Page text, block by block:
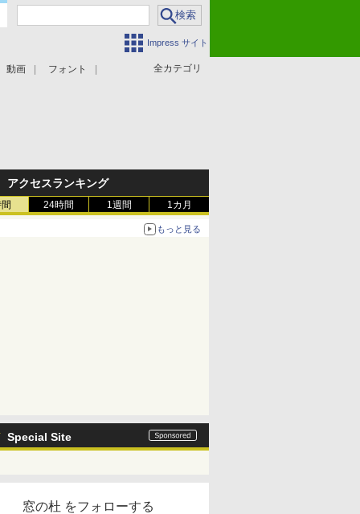
Impress サイト
全カテゴリ
動画 フォント
アクセスランキング
24時間 1週間 1カ月
もっと見る
Special Site
窓の杜 をフォローする